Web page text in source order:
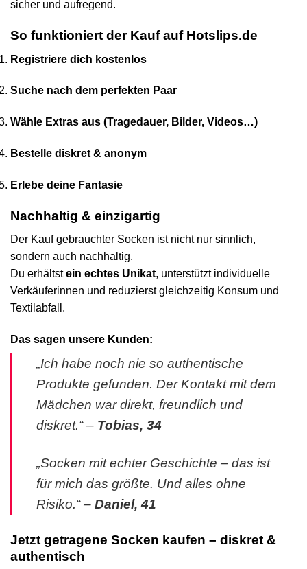
sicher und aufregend.
So funktioniert der Kauf auf Hotslips.de
Registriere dich kostenlos
Suche nach dem perfekten Paar
Wähle Extras aus (Tragedauer, Bilder, Videos…)
Bestelle diskret & anonym
Erlebe deine Fantasie
Nachhaltig & einzigartig
Der Kauf gebrauchter Socken ist nicht nur sinnlich,
sondern auch nachhaltig.
Du erhältstein echtes Unikat, unterstützt individuelle
Verkäuferinnen und reduzierst gleichzeitig Konsum und
Textilabfall.
Das sagen unsere Kunden:
„Ich habe noch nie so authentische
Produkte gefunden. Der Kontakt mit dem
Mädchen war direkt, freundlich und
diskret.“ – Tobias, 34
„Socken mit echter Geschichte – das ist
für mich das größte. Und alles ohne
Risiko.“ – Daniel, 41
Jetzt getragene Socken kaufen – diskret &
authentisch